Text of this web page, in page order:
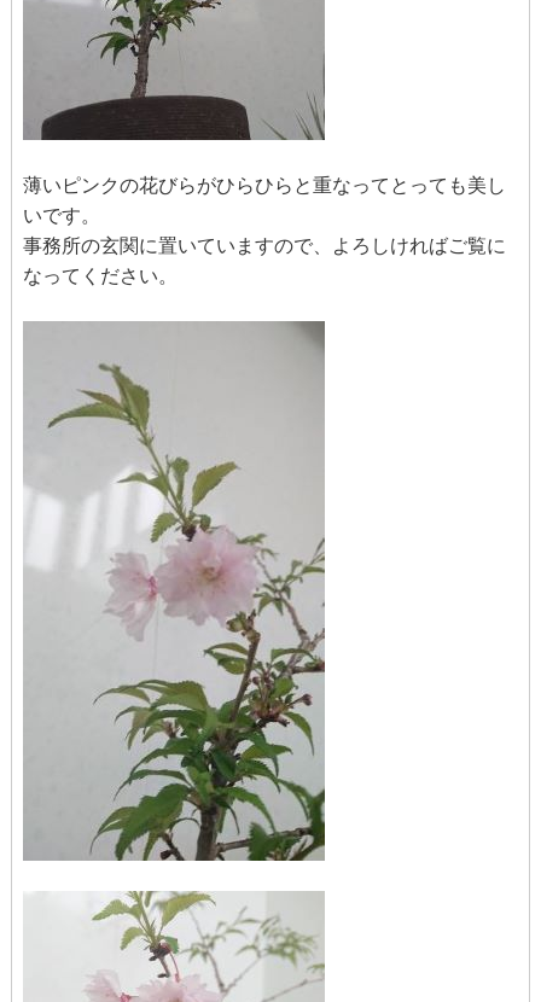
薄いピンクの花びらがひらひらと重なってとっても美し
いです。
事務所の玄関に置いていますので、よろしければご覧に
なってください。